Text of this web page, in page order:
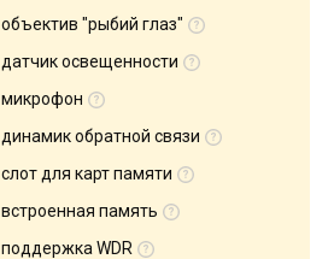
объектив "рыбий глаз"
датчик освещенности
микрофон
динамик обратной связи
слот для карт памяти
встроенная память
поддержка WDR